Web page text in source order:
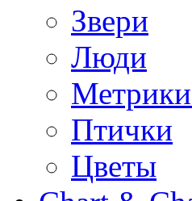
Звери
Люди
Птички
Цветы